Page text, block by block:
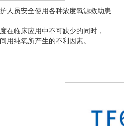
人员安全使用各种浓度氧源救助患
在临床应用中不可缺少的同时，
用纯氧所产生的不利因素。